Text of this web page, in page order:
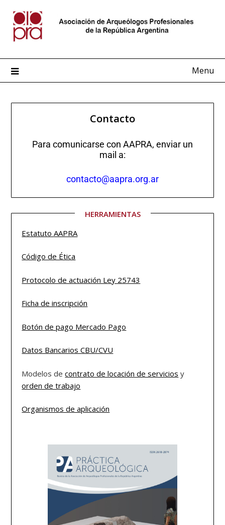
Menu
Contacto
Para comunicarse con AAPRA, enviar un
mail a:
contacto@aapra.org.ar
HERRAMIENTAS
EstatutoAAPRA
Código de Ética
Protocolo de actuación Ley 25743
Ficha de inscripción
Botón de pago Mercado Pago
Datos Bancarios CBU/CVU
Modelos decontrato de locación de servicios y
orden de trabajo
Organismos de aplicación